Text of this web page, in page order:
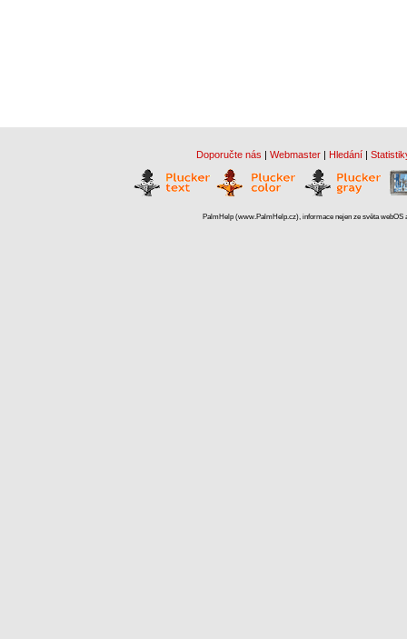
Doporučte nás | Webmaster | Hledání |
PalmHelp (www.PalmHelp.cz), informace nejen ze světa